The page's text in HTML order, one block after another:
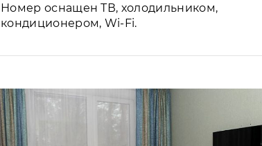
Номер оснащен ТВ, холодильником,
кондиционером, Wi-Fi.